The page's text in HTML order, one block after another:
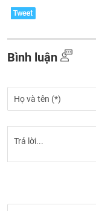
Bình luận